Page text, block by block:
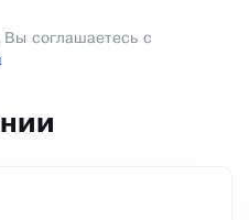
соглашаетесь с